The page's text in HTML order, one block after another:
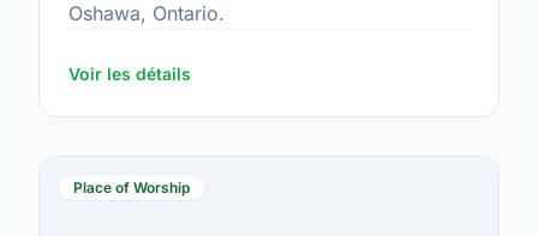
Oshawa, Ontario.
Voir les détails
Place of Worship